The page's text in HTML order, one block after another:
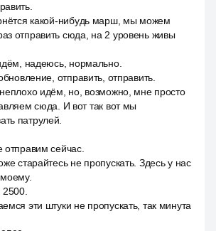
какой-нибудь марш, мы можем
отправить сюда, на 2 уровень живы
надеюсь, нормально.
отправить, отправить.
идём, но, возможно, мне просто
сюда. И вот так вот мы
патрулей.
сейчас.
старайтесь не пропускать. Здесь у нас
эти штуки не пропускать, так минута